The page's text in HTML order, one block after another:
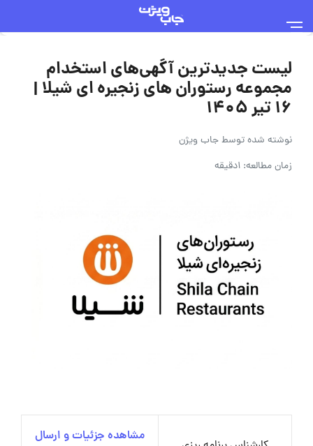
لیست جدیدترین آگهی‌های استخدام
مجموعه رستوران های زنجیره ای شیلا |
۱۶ تیر ۱۴۰۵
نوشته شده توسطجاب ویژن
زمان مطالعه: 1دقیقه
مشاهده جزئیات و ارسال